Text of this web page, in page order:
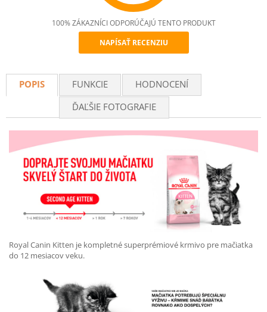
Recommend
100% ZÁKAZNÍCI ODPORÚČAJÚ TENTO PRODUKT
NAPÍSAŤ RECENZIU
POPIS FUNKCIE
HODNOCENÍ
ĎAĽŠIE FOTOGRAFIE
Royal Canin Kitten je kompletné superprémiové krmivo pre mačiatka
do 12 mesiacov veku.